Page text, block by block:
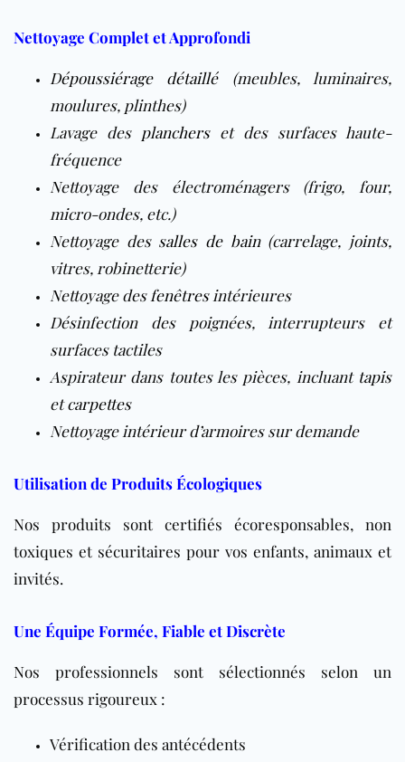
Nettoyage Complet et Approfondi
Dépoussiérage détaillé(meubles, luminaires,
moulures, plinthes)
Lavage des plancherset des surfaces haute-
fréquence
Nettoyage des électroménagers (frigo, four,
micro-ondes, etc.)
Nettoyage des salles de bain(carrelage, joints,
vitres, robinetterie)
Nettoyage des fenêtresintérieures
Désinfection des poignées, interrupteurs et
surfaces tactiles
Aspirateur dans toutes les pièces, incluant tapis
etcarpettes
Nettoyage intérieur d’armoires sur demande
Utilisation de Produits Écologiques
Nos produits sont certifiés écoresponsables, non
toxiques et sécuritaires pour vos enfants, animaux et
invités.
Une Équipe Formée, Fiable et Discrète
Nos professionnels sont sélectionnés selon un
processus rigoureux :
Vérification des antécédents